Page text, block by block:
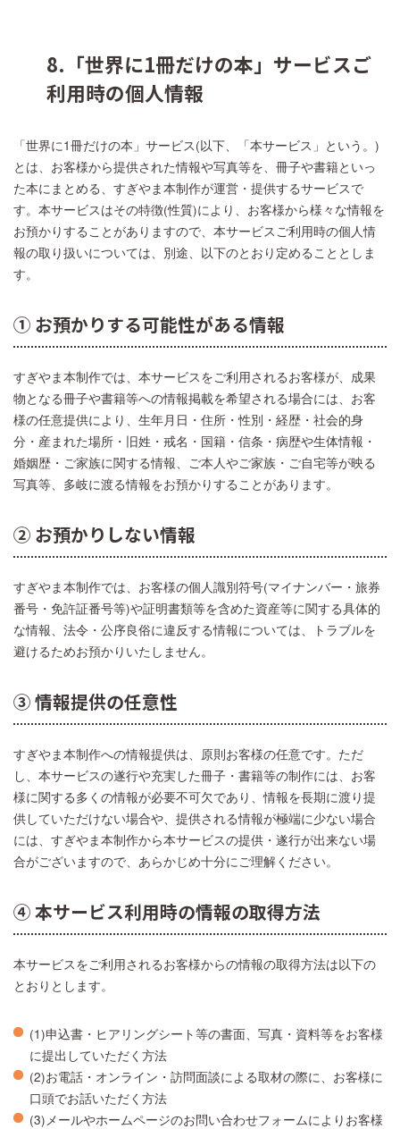
8.「世界に1冊だけの本」サービスご
利用時の個人情報
「世界に1冊だけの本」サービス(以下、「本サービス」という。)
とは、お客様から提供された情報や写真等を、冊子や書籍といっ
た本にまとめる、すぎやま本制作が運営・提供するサービスで
す。本サービスはその特徴(性質)により、お客様から様々な情報を
お預かりすることがありますので、本サービスご利用時の個人情
報の取り扱いについては、別途、以下のとおり定めることとしま
す。
① お預かりする可能性がある情報
すぎやま本制作では、本サービスをご利用されるお客様が、成果
物となる冊子や書籍等への情報掲載を希望される場合には、お客
様の任意提供により、生年月日・住所・性別・経歴・社会的身
分・産まれた場所・旧姓・戒名・国籍・信条・病歴や生体情報・
婚姻歴・ご家族に関する情報、ご本人やご家族・ご自宅等が映る
写真等、多岐に渡る情報をお預かりすることがあります。
② お預かりしない情報
すぎやま本制作では、お客様の個人識別符号(マイナンバー・旅券
番号・免許証番号等)や証明書類等を含めた資産等に関する具体的
な情報、法令・公序良俗に違反する情報については、トラブルを
避けるためお預かりいたしません。
③ 情報提供の任意性
すぎやま本制作への情報提供は、原則お客様の任意です。ただ
し、本サービスの遂行や充実した冊子・書籍等の制作には、お客
様に関する多くの情報が必要不可欠であり、情報を⻑期に渡り提
供していただけない場合や、提供される情報が極端に少ない場合
には、すぎやま本制作から本サービスの提供・遂行が出来ない場
合がございますので、あらかじめ十分にご理解ください。
④ 本サービス利用時の情報の取得方法
本サービスをご利用されるお客様からの情報の取得方法は以下の
とおりとします。
(1)申込書・ヒアリングシート等の書面、写真・資料等をお客様
に提出していただく方法
(2)お電話・オンライン・訪問面談による取材の際に、お客様に
口頭でお話いただく方法
(3)メールやホームページのお問い合わせフォームによりお客様